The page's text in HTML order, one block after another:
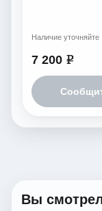
7 200 e
Наличие уточняйте
Вы